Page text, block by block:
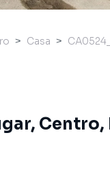
Casa
Centro,